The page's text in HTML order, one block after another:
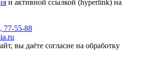
и активной ссылкой (hyperlink) на
77-55-88
вы даёте согласие на обработку